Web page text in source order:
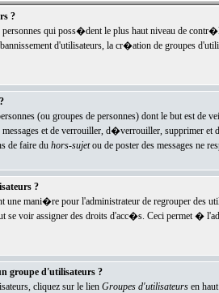
?
qui poss�dent le plus haut niveau de
d'utilisateurs, la cr�ation de groupes
(ou groupes de personnes) dont le but est de
et de verrouiller, d�verrouiller, supprimer
de faire du hors-sujetou de poster des messages ne
?
une mani�re pour l'administrateur de regrouper des
se voir assigner des droits d'acc�s. Ceci permet
groupe d'utilisateurs ?
cliquez sur le lien Groupes d'utilisateursen haut